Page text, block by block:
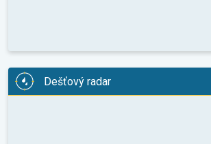
Dešťový radar